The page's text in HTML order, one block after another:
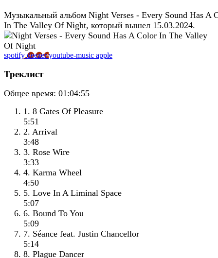
Музыкальный альбом Night Verses - Every Sound Has A
In The Valley Of Night, который вышел 15.03.2024.
spotifydeezeryoutube-music apple
Треклист
Общее время: 01:04:55
1. 8 Gates Of Pleasure
5:51
2. Arrival
3:48
3. Rose Wire
3:33
4. Karma Wheel
4:50
5. Love In A Liminal Space
5:07
6. Bound To You
5:09
7. Séance feat. Justin Chancellor
5:14
8. Plague Dancer